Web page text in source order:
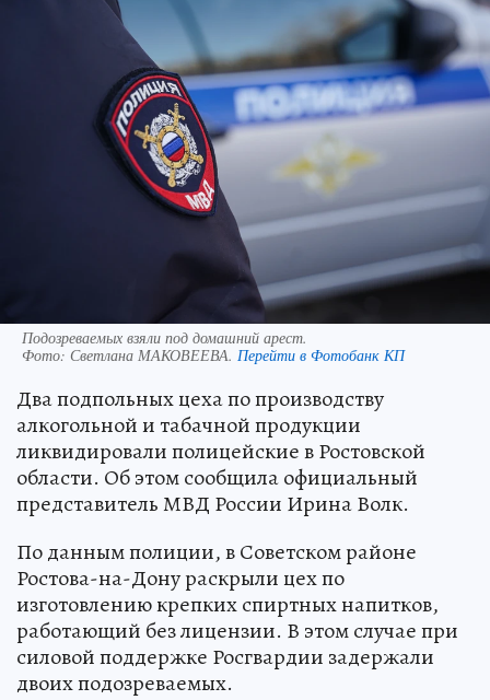
Подозреваемых взяли под домашний арест.
Фото: Светлана МАКОВЕЕВА. Перейти в Фотобанк КП
Два подпольных цеха по производству
алкогольной и табачной продукции
ликвидировали полицейские в Ростовской
области. Об этом сообщила официальный
представитель МВД России Ирина Волк.
По данным полиции, в Советском районе
Ростова-на-Дону раскрыли цех по
изготовлению крепких спиртных напитков,
работающий без лицензии. В этом случае при
силовой поддержке Росгвардии задержали
двоих подозреваемых.